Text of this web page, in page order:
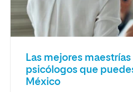
Las mejores maestrías
psicólogos que
México